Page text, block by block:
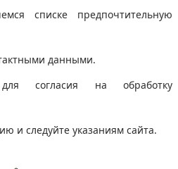
списке предпочтительную
данными.
согласия на обработку
и следуйте указаниям сайта.